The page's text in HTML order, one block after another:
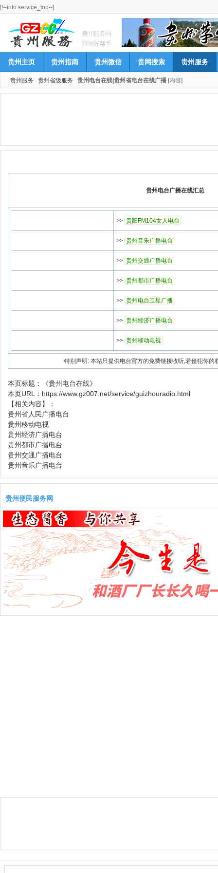
[!--info.service_top--]
贵州主页 贵州指南 贵州微信 贵网搜索 贵州服务
贵州服务 贵州省级服务 贵州电台在线|贵州省电台在线广播 [内容]
贵州电台广播在线汇总
>> 贵阳FM104女人电台
>> 贵州音乐广播电台
>> 贵州交通广播电台
>> 贵州都市广播电台
>> 贵州电台卫星广播
>> 贵州经济广播电台
>> 贵州移动电视
特别声明: 本站只提供电台官方的免费链接收听,若侵犯你的
本页标题：
《贵州电台在线》
本页URL： https://www.gz007.net/service/guizhouradio.html
【相关内容】：
贵州省人民广播电台
贵州移动电视
贵州经济广播电台
贵州都市广播电台
贵州交通广播电台
贵州音乐广播电台
贵州便民服务网